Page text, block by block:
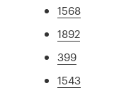
1568
1892
399
1543